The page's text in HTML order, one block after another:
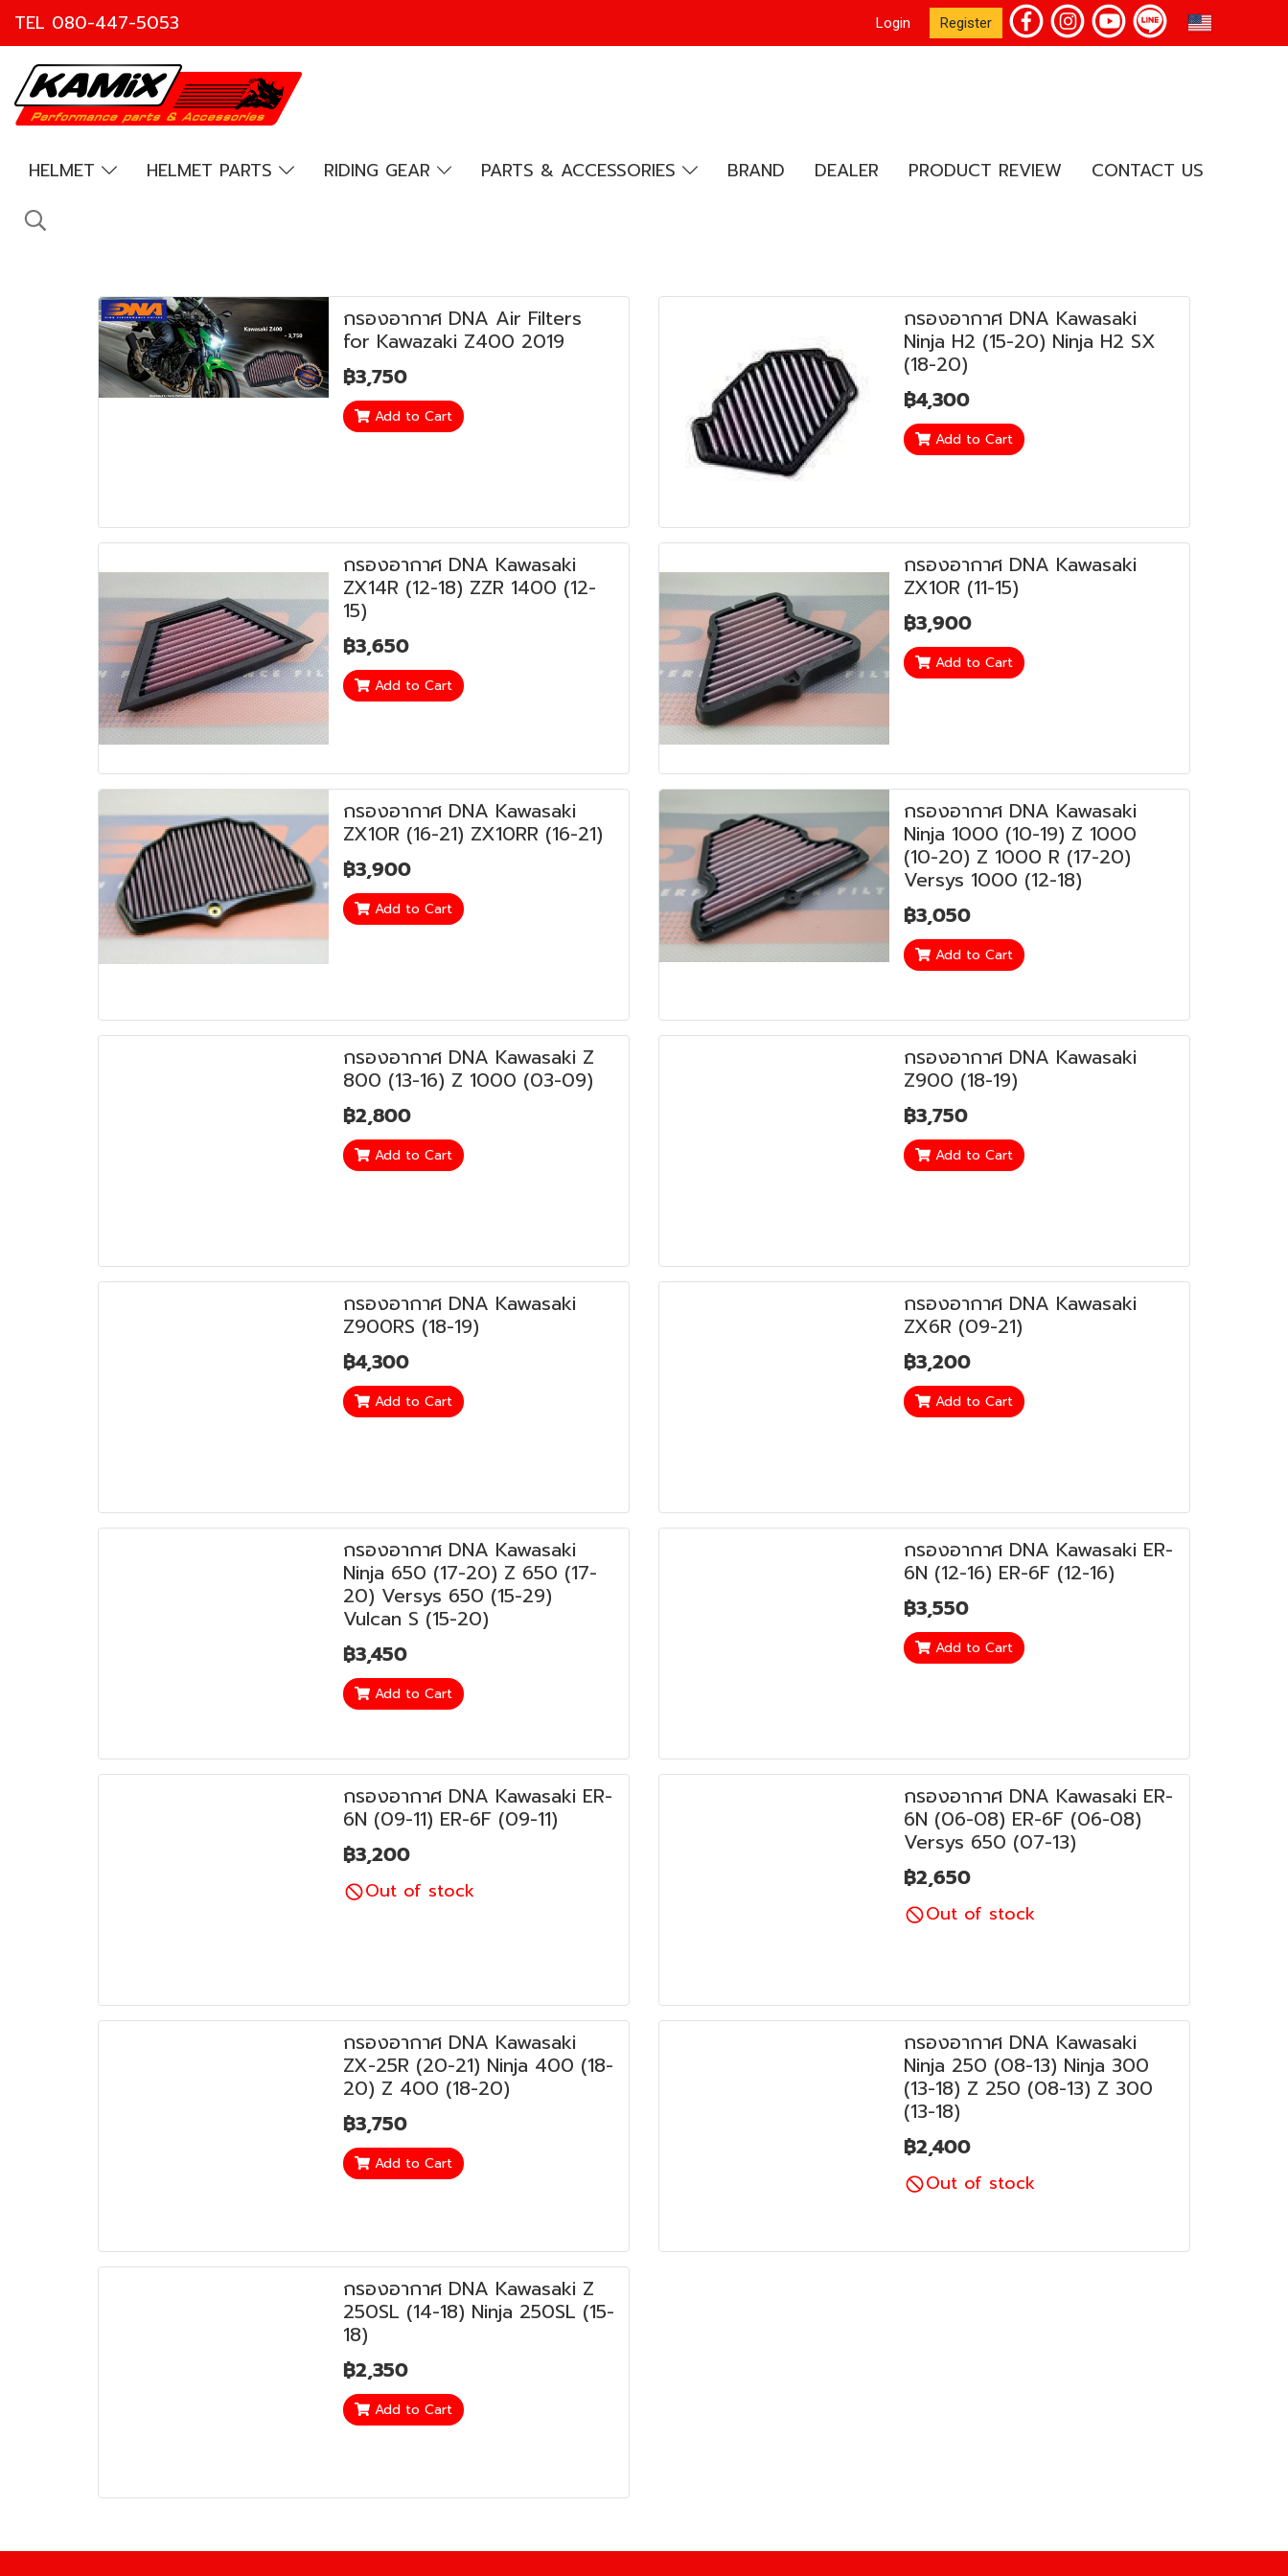
TEL 080-447-5053 Login Register
HELMET HELMET PARTS RIDING GEAR PARTS & ACCESSORIES BRAND DEALER PRODUCT REVIEW CONTACT US
กรองอากาศ DNA Air Filters
for Kawazaki Z400 2019
฿3,750
Add to Cart
กรองอากาศ DNA Kawasaki
Ninja H2 (15-20) Ninja H2 SX
(18-20)
฿4,300
Add to Cart
กรองอากาศ DNA Kawasaki
ZX14R (12-18) ZZR 1400 (12-
15)
฿3,650
Add to Cart
กรองอากาศ DNA Kawasaki
ZX10R (11-15)
฿3,900
Add to Cart
กรองอากาศ DNA Kawasaki
ZX10R (16-21) ZX10RR (16-21)
฿3,900
Add to Cart
กรองอากาศ DNA Kawasaki
Ninja 1000 (10-19) Z 1000
(10-20) Z 1000 R (17-20)
Versys 1000 (12-18)
฿3,050
Add to Cart
กรองอากาศ DNA Kawasaki Z
800 (13-16) Z 1000 (03-09)
฿2,800
Add to Cart
กรองอากาศ DNA Kawasaki
Z900 (18-19)
฿3,750
Add to Cart
กรองอากาศ DNA Kawasaki
Z900RS (18-19)
฿4,300
Add to Cart
กรองอากาศ DNA Kawasaki
ZX6R (09-21)
฿3,200
Add to Cart
กรองอากาศ DNA Kawasaki
Ninja 650 (17-20) Z 650 (17-
20) Versys 650 (15-29)
Vulcan S (15-20)
฿3,450
Add to Cart
กรองอากาศ DNA Kawasaki ER-
6N (12-16) ER-6F (12-16)
฿3,550
Add to Cart
กรองอากาศ DNA Kawasaki ER-
6N (09-11) ER-6F (09-11)
฿3,200
Out of stock
กรองอากาศ DNA Kawasaki ER-
6N (06-08) ER-6F (06-08)
Versys 650 (07-13)
฿2,650
Out of stock
กรองอากาศ DNA Kawasaki
ZX-25R (20-21) Ninja 400 (18-
20) Z 400 (18-20)
฿3,750
Add to Cart
กรองอากาศ DNA Kawasaki
Ninja 250 (08-13) Ninja 300
(13-18) Z 250 (08-13) Z 300
(13-18)
฿2,400
Out of stock
กรองอากาศ DNA Kawasaki Z
250SL (14-18) Ninja 250SL (15-
18)
฿2,350
Add to Cart